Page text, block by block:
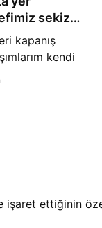
sekiz
kapanış
kendi
Yatırım
işaret ettiğinin